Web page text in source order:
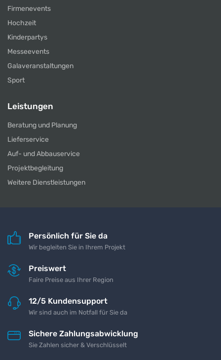
Firmenevents
Hochzeit
Kinderpartys
Messeevents
Galaveranstaltungen
Sport
Leistungen
Beratung und Planung
Lieferservice
Auf- und Abbauservice
Projektbegleitung
Weitere Dienstleistungen
Persönlich für Sie da
Wir begleiten Sie in Ihrem Projekt
Preiswert
Faire Preise aus Ihrer Region
12/5 Kundensupport
Wir sind auch im Notfall für Sie da
Sichere Zahlungsabwicklung
Sie Zahlen sicher & Verschlüsselt